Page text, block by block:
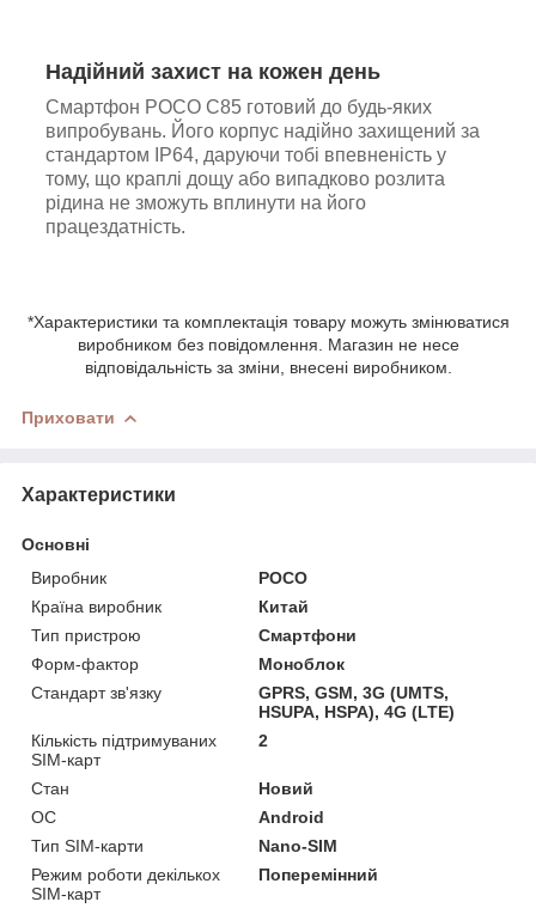
Надійний захист на кожен день
Смартфон POCO C85 готовий до будь-яких
випробувань. Його корпус надійно захищений за
стандартом IP64, даруючи тобі впевненість у
тому, що краплі дощу або випадково розлита
рідина не зможуть вплинути на його
працездатність.
*Характеристики та комплектація товару можуть змінюватися
виробником без повідомлення. Магазин не несе
відповідальність за зміни, внесені виробником.
Приховати
Характеристики
Основні
Виробник
POCO
Країна виробник
Китай
Тип пристрою
Смартфони
Форм-фактор
Моноблок
Стандарт зв'язку
GPRS, GSM, 3G (UMTS,
HSUPA, HSPA), 4G (LTE)
Кількість підтримуваних
SIM-карт
2
Стан
Новий
ОС
Android
Тип SIM-карти
Nano-SIM
Режим роботи декількох
SIM-карт
Поперемінний